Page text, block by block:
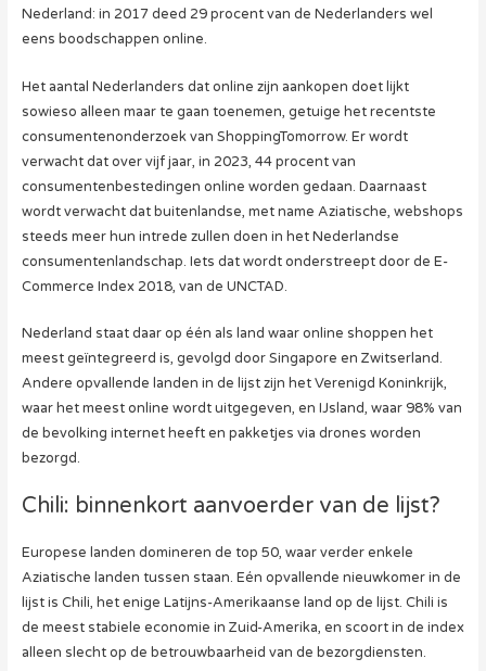
Nederland: in 2017 deed 29 procent van de Nederlanders wel
eens boodschappen online.
Het aantal Nederlanders dat online zijn aankopen doet lijkt
sowieso alleen maar te gaan toenemen, getuige het recentste
consumentenonderzoek van ShoppingTomorrow. Er wordt
verwacht dat over vijf jaar, in 2023, 44 procent van
consumentenbestedingen online worden gedaan. Daarnaast
wordt verwacht dat buitenlandse, met name Aziatische, webshops
steeds meer hun intrede zullen doen in het Nederlandse
consumentenlandschap. Iets dat wordt onderstreept door de E-
Commerce Index 2018, van de UNCTAD.
Nederland staat daar op één als land waar online shoppen het
meest geïntegreerd is, gevolgd door Singapore en Zwitserland.
Andere opvallende landen in de lijst zijn het Verenigd Koninkrijk,
waar het meest online wordt uitgegeven, en IJsland, waar 98% van
de bevolking internet heeft en pakketjes via drones worden
bezorgd.
Chili: binnenkort aanvoerder van de lijst?
Europese landen domineren de top 50, waar verder enkele
Aziatische landen tussen staan. Eén opvallende nieuwkomer in de
lijst is Chili, het enige Latijns-Amerikaanse land op de lijst. Chili is
de meest stabiele economie in Zuid-Amerika, en scoort in de index
alleen slecht op de betrouwbaarheid van de bezorgdiensten.